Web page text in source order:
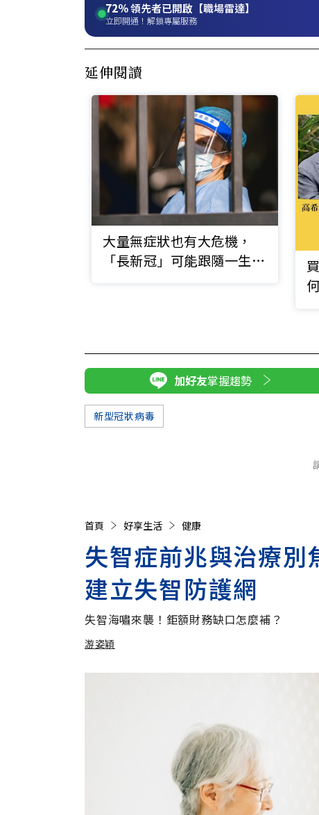
72%領先者已開啟【職場雷達】
立即開通！解鎖專屬服務
延伸閱讀
大量無症狀也有大危機，
「長新冠」可能跟隨一生，
加好友掌握趨勢
新型冠狀病毒
首頁 好享生活 健康
失智症前兆與治療
建立失智防護網
失智海嘯來襲！鉅額財務缺口怎麼補？
游姿穎